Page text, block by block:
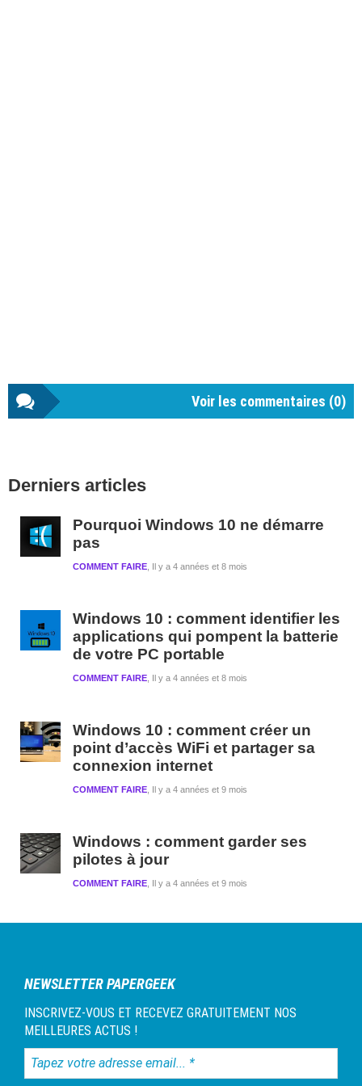
Voir les commentaires (0)
latérale
Derniers articles
Pourquoi Windows 10 ne démarre
pas
Il y a 4 années et 8 mois
COMMENT FAIRE
Windows 10 : comment identifier les
applications qui pompent la batterie
de votre PC portable
Il y a 4 années et 8 mois
COMMENT FAIRE
Windows 10 : comment créer un
point d’accès WiFi et partager sa
connexion internet
Il y a 4 années et 9 mois
COMMENT FAIRE
Windows : comment garder ses
pilotes à jour
Il y a 4 années et 9 mois
COMMENT FAIRE
NEWSLETTER PAPERGEEK
INSCRIVEZ-VOUS ET RECEVEZ GRATUITEMENT NOS
MEILLEURES ACTUS !
Tapez
votre